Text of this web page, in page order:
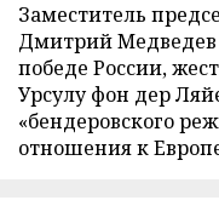
Заместитель
Дмитрий Медведев
победе России,
Урсулу фон дер
«бендеровского
отношения к